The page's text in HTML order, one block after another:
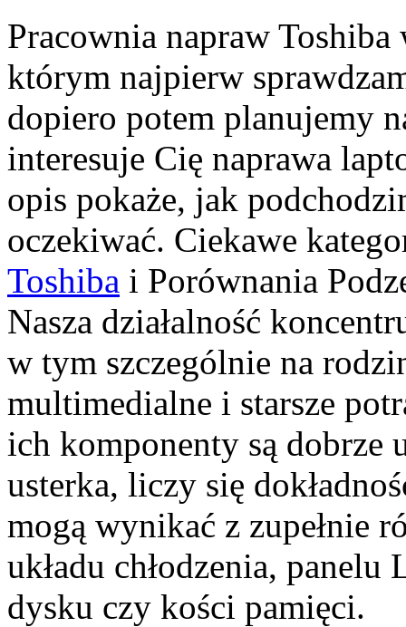
Pracownia napraw
którym najpierw
dopiero potem planujemy
interesuje Cię naprawa
opis pokaże, jak
oczekiwać. Ciekawe
Toshiba i Porównania
Nasza działalność
w tym szczególnie na
multimedialne i starsze
ich komponenty są dobrze
usterka, liczy się
mogą wynikać z zupełnie
układu chłodzenia,
dysku czy kości pamięci.